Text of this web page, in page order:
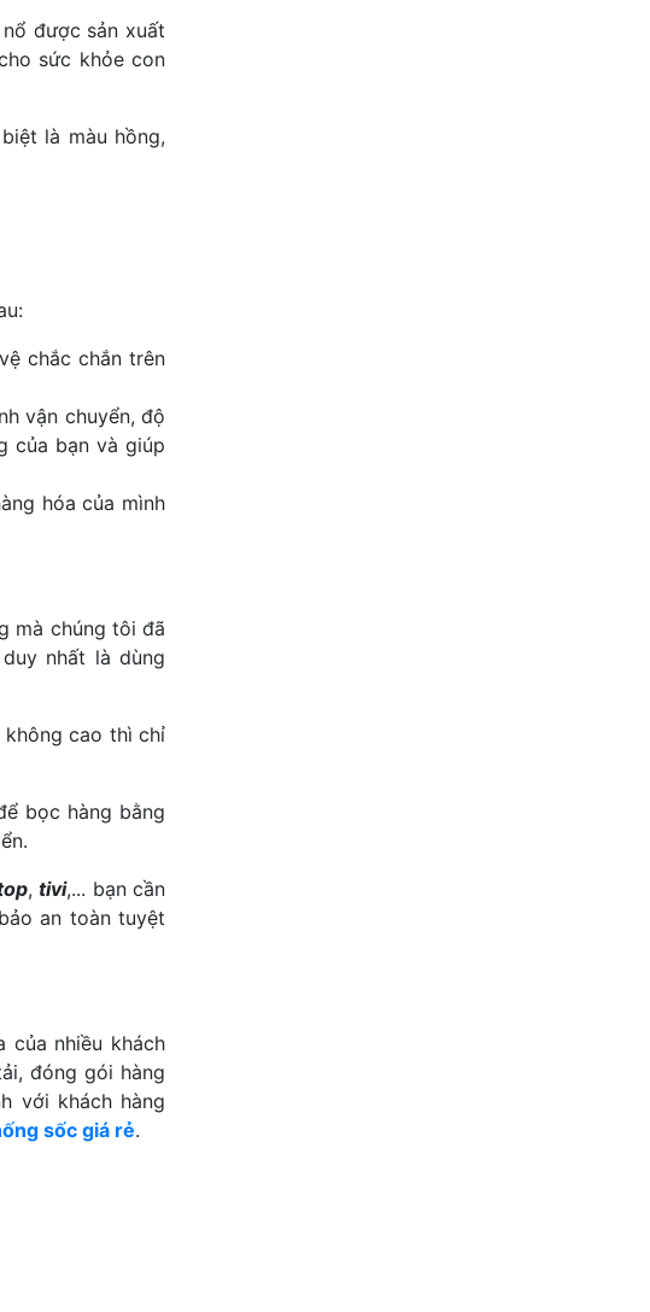
được sản xuất
sức khỏe con
là màu hồng,
chắc chắn trên
vận chuyển, độ
của bạn và giúp
hóa của mình
mà chúng tôi đã
nhất là dùng
không cao thì chỉ
bọc hàng bằng
, tivi,... bạn cần
an toàn tuyệt
của nhiều khách
đóng gói hàng
với khách hàng
sốc giá rẻ.